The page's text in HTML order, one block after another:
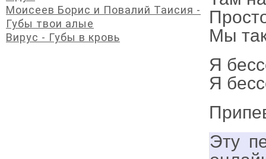
Мы
Я
Я
Эту
Моисеев Борис и Повалий Таисия -
Губы твои алые
Вирус - Губы в кровь